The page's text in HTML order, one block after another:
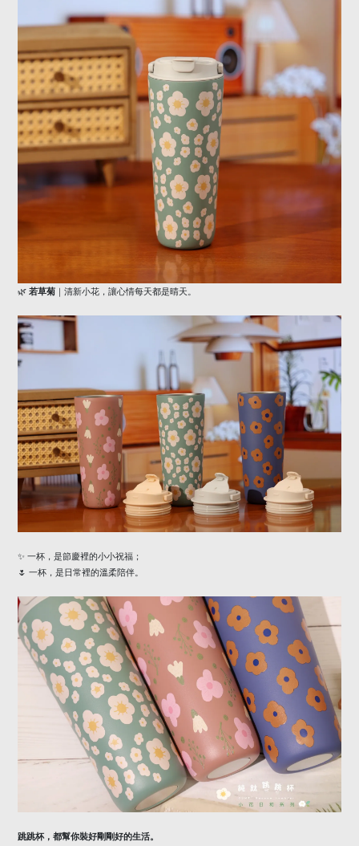
🌿 若草菊 ｜清新小花，讓心情每天都是晴天。
✨ 一杯，是節慶裡的小小祝福；
🌷 一杯，是日常裡的溫柔陪伴。
跳跳杯，都幫你裝好剛剛好的生活。